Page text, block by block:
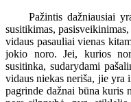
Pažintis dažniausiai yra
susitikimas,
vidaus pasauliai vienas
jokio noro. Jei, kurios
susitinka, sudarydami
vidaus niekas neriša, jie
pagrinde dažnai būna kuris